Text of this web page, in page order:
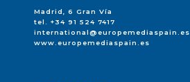
Madrid, 6 Gran Vía
tel. +34 91 524 7417
international@europemediaspain.es
www.europemediaspain.es